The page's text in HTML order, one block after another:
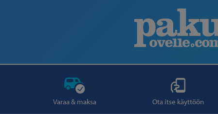
Varaa & maksa Ota itse käyttöön